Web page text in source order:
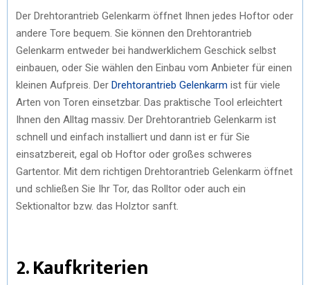
Der Drehtorantrieb Gelenkarm öffnet Ihnen jedes Hoftor oder
andere Tore bequem. Sie können den Drehtorantrieb
Gelenkarm entweder bei handwerklichem Geschick selbst
einbauen, oder Sie wählen den Einbau vom Anbieter für einen
kleinen Aufpreis. Der Drehtorantrieb Gelenkarm ist für viele
Arten von Toren einsetzbar. Das praktische Tool erleichtert
Ihnen den Alltag massiv. Der Drehtorantrieb Gelenkarm ist
schnell und einfach installiert und dann ist er für Sie
einsatzbereit, egal ob Hoftor oder großes schweres
Gartentor. Mit dem richtigen Drehtorantrieb Gelenkarm öffnet
und schließen Sie Ihr Tor, das Rolltor oder auch ein
Sektionaltor bzw. das Holztor sanft.
2. Kaufkriterien